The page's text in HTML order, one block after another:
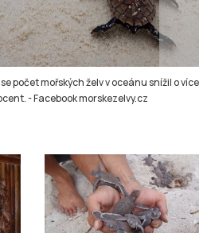
počet mořských želv v oceánu snížil o více
-Facebook morskezelvy.cz